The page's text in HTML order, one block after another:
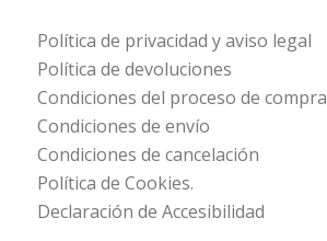
Política de privacidad y aviso legal
Política de devoluciones
Condiciones del proceso de compra
Condiciones de envío
Condiciones de cancelación
Política de Cookies.
Declaración de Accesibilidad